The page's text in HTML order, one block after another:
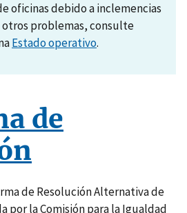
oficinas debido a inclemencias
problemas, consulte
Estado operativo.
de
de Resolución Alternativa de
por la Comisión para la Igualdad